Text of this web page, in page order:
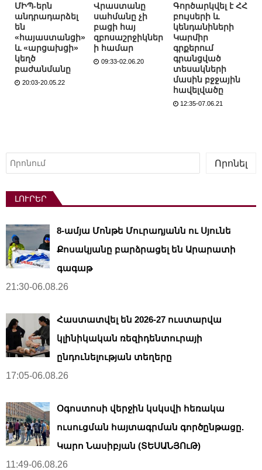
ՄԻՊ-երն
անդրադարձել
են
«հայաստանցի»
և «արցախցի»
կեղծ
բաժանմանը
20:03-20.05.22
Վրաստանը
սահմանը չի
բացի հայ
զբոսաշրջիկներ
ի համար
09:33-02.06.20
Գործարկվել է ՀՀ
բույսերի և
կենդանիների
Կարմիր
գրքերում
գրանցված
տեսակների
մասին բջջային
հավելվածը
12:35-07.06.21
Որոնել
Որոնել
ԼՈՒՐԵՐ
8-ամյա Մոնթե Մուրադյանն ու Սյունե
Քոսակյանը բարձրացել են Արարատի
գագաթ
21:30-06.08.26
Հաստատվել են 2026-27 ուստարվա
կլինիկական ռեզիդենտուրայի
ընդունելության տեղերը
17:05-06.08.26
Օգոստոսի վերջին կսկսվի հեռակա
ուսուցման հայտագրման գործընթացը.
Կարո Նասիբյան (ՏԵՍԱՆՅՈւԹ)
11:49-06.08.26